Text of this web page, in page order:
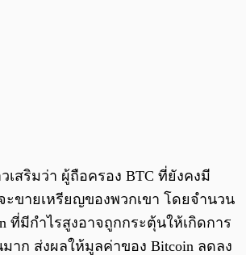
เสริมว่า ผู้ถือครอง BTC ที่ยังคงมี
ขายเหรียญของพวกเขา โดยจำนวน
ที่มีกำไรสูงอาจถูกกระตุ้นให้เกิดการ
าก ส่งผลให้มูลค่าของ Bitcoin ลดลง